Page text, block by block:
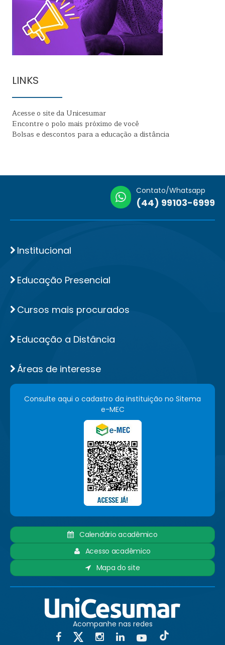
LINKS
Acesse o site da Unicesumar
Encontre o polo mais próximo de você
Bolsas e descontos para a educação a distância
Contato/Whatsapp
(44) 99103-6999
Institucional
Educação Presencial
Cursos mais procurados
Educação a Distância
Áreas de interesse
Consulte aqui o cadastro da instituição no Sitema
e-MEC
Calendário acadêmico
Acesso acadêmico
Mapa do site
Acompanhe nas redes